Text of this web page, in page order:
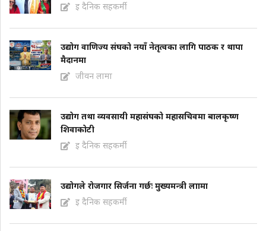
इ दैनिक सहकर्मी
उद्योग वाणिज्य संघको नयाँ नेतृत्वका लागि पाठक र थापा
मैदानमा
जीवन लामा
उद्योग तथा व्यवसायी महासंघको महासचिवमा बालकृष्ण
शिवाकोटी
इ दैनिक सहकर्मी
उद्योगले रोजगार सिर्जना गर्छः मुख्यमन्त्री लाामा
इ दैनिक सहकर्मी